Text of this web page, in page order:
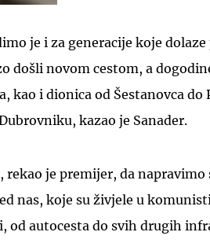
je i za generacije koje dolaze
došli novom cestom, a
kao i dionica od Šestanovca do
kazao je Sanader.
rekao je premijer, da napravimo
nas, koje su živjele u
od autocesta do svih drugih